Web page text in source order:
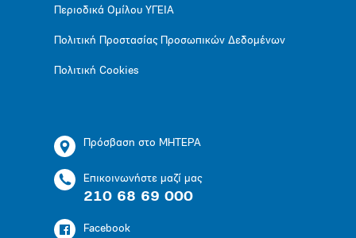
Περιοδικά Ομίλου ΥΓΕΙΑ
Πολιτική Προστασίας Προσωπικών Δεδομένων
Πολιτική Cookies
Πρόσβαση στο ΜΗΤΕΡΑ
Επικοινωνήστε μαζί μας
210 68 69 000
Facebook